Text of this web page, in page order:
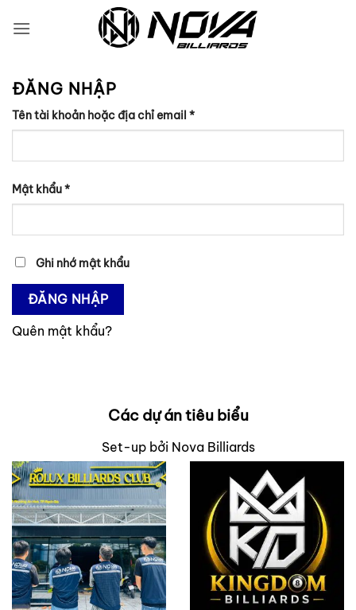
qua
ĐĂNG NHẬP
Tên tài khoản hoặc địa chỉ email *Bắt
buộc
Mật khẩu*Bắt
buộc
Ghi nhớ mật khẩu
ĐĂNG NHẬP
Quên mật khẩu?
Các dự án tiêu biểu
Set-up bởi Nova Billiards